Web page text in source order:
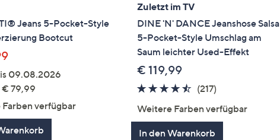
Jeans 5-Pocket-Style
Bootcut
09.08.2026
€ 79,99
verfügbar
Zuletzt im TV
DINE 'N' DANCE Jeanshose Salsa
5-Pocket-Style Umschlag am
Saum leichter Used-Effekt
€ 119,99
4.4
(217)
Weitere Farben verfügbar
In den Warenkorb